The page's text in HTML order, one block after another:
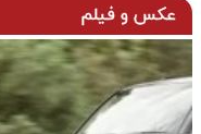
عکس و فیلم